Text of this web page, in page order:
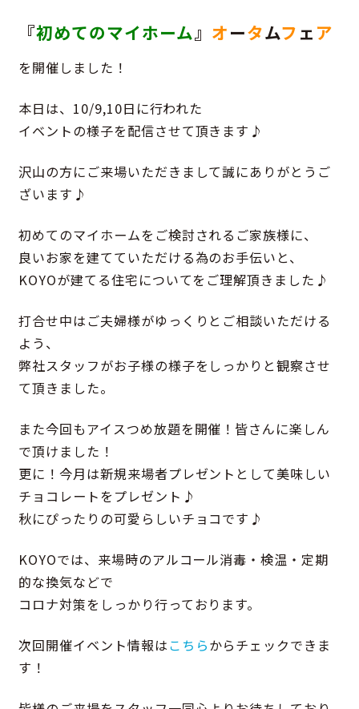
『初めてのマイホーム』 オータムフ ェ ア
を開催しました！
本日は、10/9,10日に行われた
イベントの様子を配信させて頂きます♪
沢山の方にご来場いただきまして誠にありがとうご
ざいます♪
初めてのマイホームをご検討されるご家族様に、
良いお家を建てていただける為のお手伝いと、
KOYOが建てる住宅についてをご理解頂きました♪
打合せ中はご夫婦様がゆっくりとご相談いただける
よう、
弊社スタッフがお子様の様子をしっかりと観察させ
て頂きました。
また今回もアイスつめ放題を開催！皆さんに楽しん
で頂けました！
更に！今月は新規来場者プレゼントとして美味しい
チョコレートをプレゼント♪
秋にぴったりの可愛らしいチョコです♪
KOYOでは、来場時のアルコール消毒・検温・定期
的な換気などで
コロナ対策をしっかり行っております。
次回開催イベント情報はこちらからチェックできま
す！